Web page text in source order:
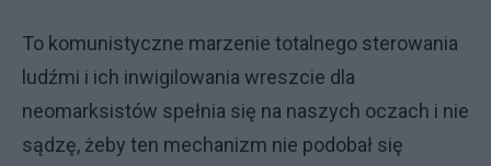
To komunistyczne marzenie totalnego sterowania
ludźmi i ich inwigilowania wreszcie dla
neomarksistów spełnia się na naszych oczach i nie
sądzę, żeby ten mechanizm nie podobał się